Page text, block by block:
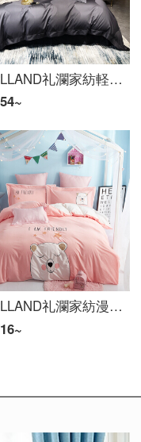
LEELLAND礼瀾家紡軽奢な100本のマカオ綿の綿の綿のサテンの花飾り用品4点セットの純綿のシーツ4点セットの羅浮1.5-1.8メートルのベッド/200*230 cm
LEELLAND礼瀾家紡漫画全綿色紡水洗い刺繍ベッドの上の四点セットの新鮮な自然風ベッドセットの純綿シーツ4点セットの無邪気さは掬できます。1.8-2.0メートルベッド/220*240 cm